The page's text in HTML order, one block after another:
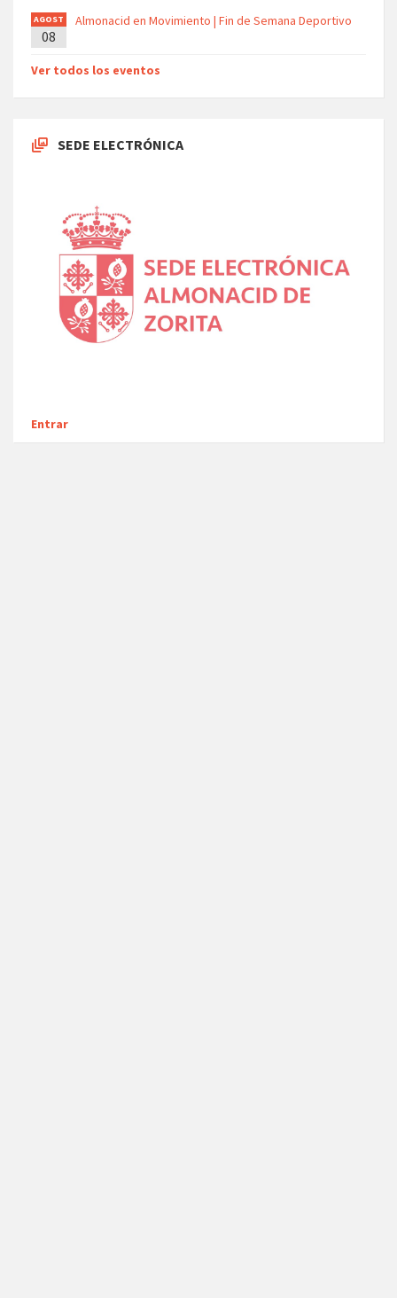
AGOST
O
08
Almonacid en Movimiento | Fin de Semana Deportivo
Ver todos los eventos
SEDE ELECTRÓNICA
Entrar